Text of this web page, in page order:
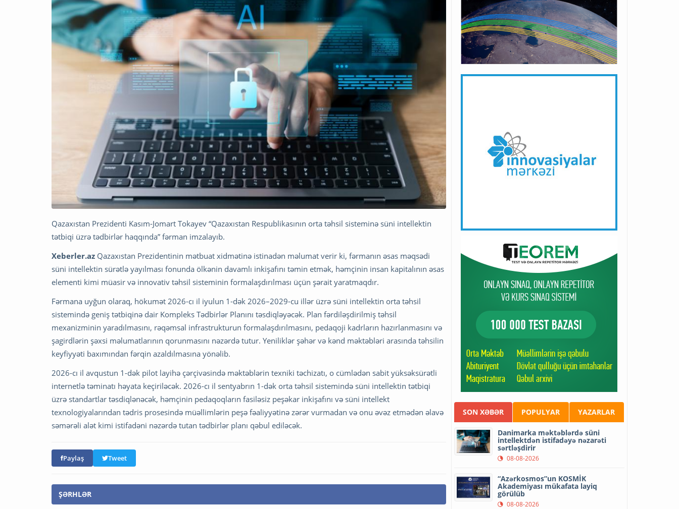
Qazaxıstan Prezidenti Kasım-Jomart Tokayev “Qazaxıstan Respublikasının orta təhsil sisteminə süni intellektin
tətbiqi üzrə tədbirlər haqqında” fərman imzalayıb.
Xeberler.az Qazaxıstan Prezidentinin mətbuat xidmətinə istinadən məlumat verir ki, fərmanın əsas məqsədi
süni intellektin sürətlə yayılması fonunda ölkənin davamlı inkişafını təmin etmək, həmçinin insan kapitalının əsas
elementi kimi müasir və innovativ təhsil sisteminin formalaşdırılması üçün şərait yaratmaqdır.
Fərmana uyğun olaraq, hökumət 2026-cı il iyulun 1-dək 2026–2029-cu illər üzrə süni intellektin orta təhsil
sistemində geniş tətbiqinə dair Kompleks Tədbirlər Planını təsdiqləyəcək. Plan fərdiləşdirilmiş təhsil
mexanizminin yaradılmasını, rəqəmsal infrastrukturun formalaşdırılmasını, pedaqoji kadrların hazırlanmasını və
şagirdlərin şəxsi məlumatlarının qorunmasını nəzərdə tutur. Yeniliklər şəhər və kənd məktəbləri arasında təhsilin
keyfiyyəti baxımından fərqin azaldılmasına yönəlib.
2026-cı il avqustun 1-dək pilot layihə çərçivəsində məktəblərin texniki təchizatı, o cümlədən sabit yüksəksürətli
internetlə təminatı həyata keçiriləcək. 2026-cı il sentyabrın 1-dək orta təhsil sistemində süni intellektin tətbiqi
üzrə standartlar təsdiqlənəcək, həmçinin pedaqoqların fasiləsiz peşəkar inkişafını və süni intellekt
texnologiyalarından tədris prosesində müəllimlərin peşə fəaliyyətinə zərər vurmadan və onu əvəz etmədən əlavə
səmərəli alət kimi istifadəni nəzərdə tutan tədbirlər planı qəbul ediləcək.
Paylaş Tweet
ŞƏRHLƏR
SON XƏBƏR POPULYAR YAZARLAR
Danimarka məktəblərdə süni
intellektdən istifadəyə nəzarəti
sərtləşdirir
08-08-2026
“Azərkosmos”un KOSMİK
Akademiyası mükafata layiq
görülüb
08-08-2026